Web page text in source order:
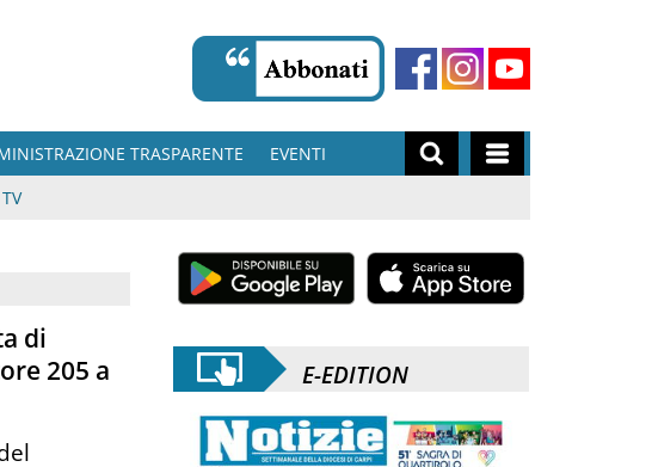
TRASPARENTE
EVENTI
di
205 a
E-EDITION